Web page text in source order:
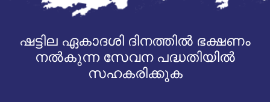
ഷട്ടില ഏകാദശി ദിനത്തിൽ ഭക്ഷണം
നൽകുന്ന സേവന പദ്ധതിയിൽ
സഹകരിക്കുക